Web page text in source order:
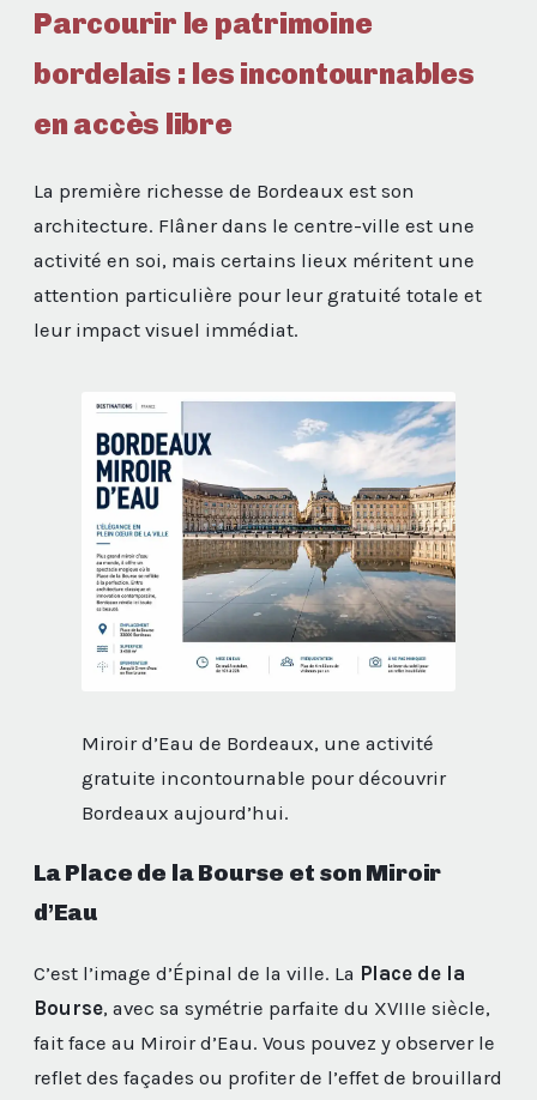
Parcourir le patrimoine
bordelais : les incontournables
en accès libre
La première richesse de Bordeaux est son
architecture. Flâner dans le centre-ville est une
activité en soi, mais certains lieux méritent une
attention particulière pour leur gratuité totale et
leur impact visuel immédiat.
Miroir d’Eau de Bordeaux, une activité
gratuite incontournable pour découvrir
Bordeaux aujourd’hui.
La Place de la Bourse et son Miroir
d’Eau
C’est l’image d’Épinal de la ville. La Place de la
Bourse, avec sa symétrie parfaite du XVIIIe siècle,
fait face au Miroir d’Eau. Vous pouvez y observer le
reflet des façades ou profiter de l’effet de brouillard